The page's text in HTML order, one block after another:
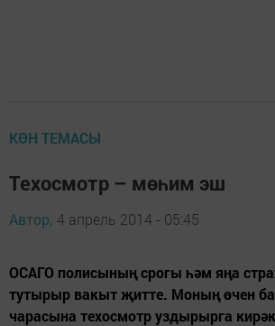
КӨН ТЕМАСЫ
Техосмотр – мөһим эш
Автор, 4 апрель 2014 - 05:45
ОСАГО полисының срогы һәм яңа
тутырыр вакыт җитте. Моның өчен
чарасына техосмотр уздырырга